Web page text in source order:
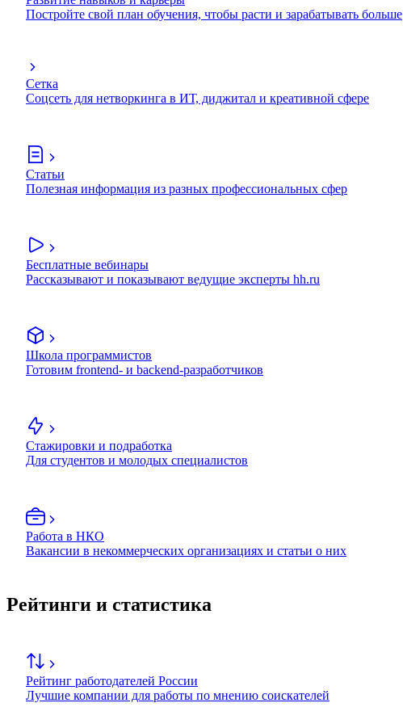
Постройте свой план обучения, чтобы расти и зарабатывать больше
Сетка
Соцсеть для нетворкинга в ИТ, диджитал и креативной сфере
Статьи
Полезная информация из разных профессиональных сфер
Бесплатные вебинары
Рассказывают и показывают ведущие эксперты hh.ru
Школа программистов
Готовим frontend- и backend-разработчиков
Стажировки и подработка
Для студентов и молодых специалистов
Работа в НКО
Вакансии в некоммерческих организациях и статьи о них
Рейтинги и статистика
Рейтинг работодателей России
Лучшие компании для работы по мнению соискателей